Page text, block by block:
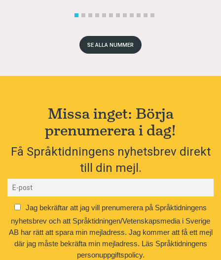
SE ALLA NUMMER
Missa inget: Börja
prenumerera i dag!
Få Språktidningens nyhetsbrev direkt
till din mejl.
Jag bekräftar att jag vill prenumerera på Språktidningens
nyhetsbrev och att Språktidningen/Vetenskapsmedia i Sverige
AB har rätt att spara min mejladress. Jag kommer att få ett mejl
där jag måste bekräfta min mejladress. Läs Språktidningens
personuppgiftspolicy.